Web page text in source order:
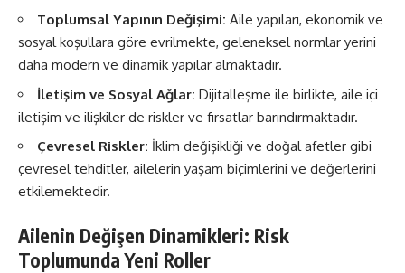
Toplumsal Yapının Değişimi: Aile yapıları, ekonomik ve
sosyal koşullara göre evrilmekte, geleneksel normlar yerini
daha modern ve dinamik yapılar almaktadır.
İletişim ve Sosyal Ağlar: Dijitalleşme ile birlikte, aile içi
iletişim ve ilişkiler de riskler ve fırsatlar barındırmaktadır.
Çevresel Riskler: İklim değişikliği ve doğal afetler gibi
çevresel tehditler, ailelerin yaşam biçimlerini ve değerlerini
etkilemektedir.
Ailenin Değişen Dinamikleri: Risk
Toplumunda Yeni Roller